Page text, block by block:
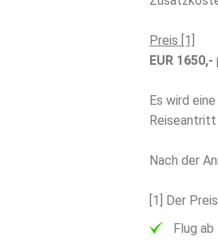
Preis [1]
EUR 1650,-
Es wird
Reiseantritt
Nach der
[1] Der
Flug